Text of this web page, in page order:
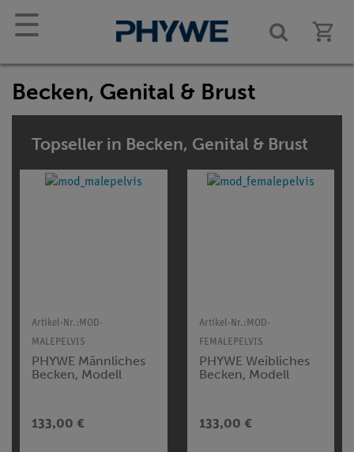
☰
Becken, Genital & Brust
Topseller in Becken, Genital & Brust
Artikel-Nr.: MOD-
MALEPELVIS
PHYWE Männliches
Becken, Modell
133,00 €
Artikel-Nr.: MOD-
FEMALEPELVIS
PHYWE Weibliches
Becken, Modell
133,00 €